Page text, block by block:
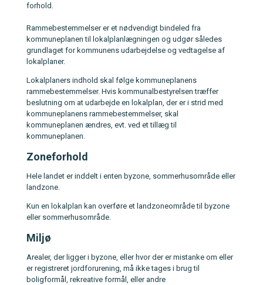
forhold.
Rammebestemmelser er et nødvendigt bindeled fra
kommuneplanen til lokalplanlægningen og udgør således
grundlaget for kommunens udarbejdelse og vedtagelse af
lokalplaner.
Lokalplaners indhold skal følge kommuneplanens
rammebestemmelser. Hvis kommunalbestyrelsen træffer
beslutning om at udarbejde en lokalplan, der er i strid med
kommuneplanens rammebestemmelser, skal
kommuneplanen ændres, evt. ved et tillæg til
kommuneplanen.
Zoneforhold
Hele landet er inddelt i enten byzone, sommerhusområde eller
landzone.
Kun en lokalplan kan overføre et landzoneområde til byzone
eller sommerhusområde.
Miljø
Arealer, der ligger i byzone, eller hvor der er mistanke om eller
er registreret jordforurening, må ikke tages i brug til
boligformål, rekreative formål, eller andre